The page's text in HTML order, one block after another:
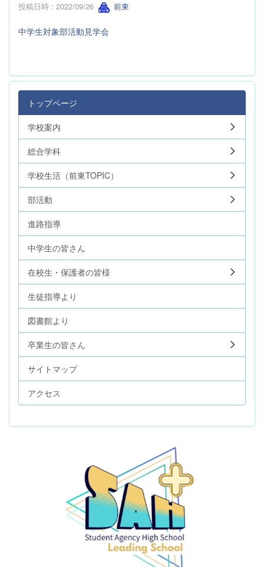
投稿日時 : 2022/09/26 前東
中学生対象部活動見学会
トップページ
学校案内
総合学科
学校生活（前東TOPIC）
部活動
進路指導
中学生の皆さん
在校生・保護者の皆様
生徒指導より
図書館より
卒業生の皆さん
サイトマップ
アクセス